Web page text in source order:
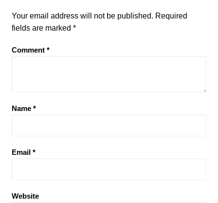
Your email address will not be published. Required
fields are marked *
Comment *
Name *
Email *
Website